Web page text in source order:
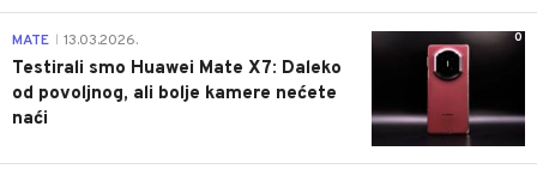
0
MATE 13.03.2026.
Testirali smo Huawei Mate X7: Daleko
od povoljnog, ali bolje kamere nećete
naći